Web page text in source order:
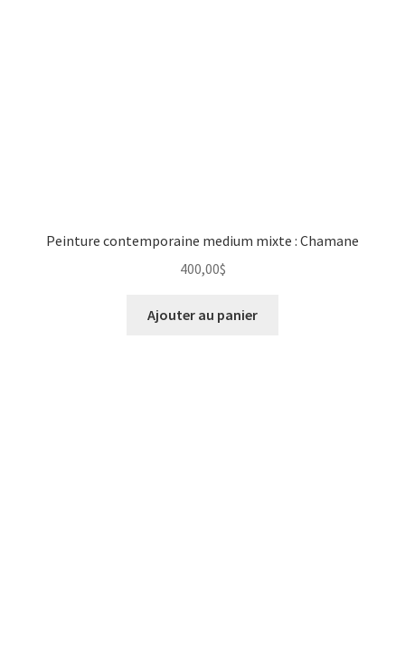
Peinture contemporaine medium mixte : Chamane
400,00$
Ajouter au panier